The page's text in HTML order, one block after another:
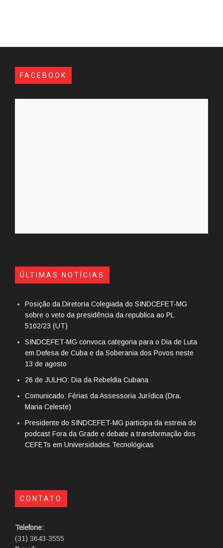
FACEBOOK
ÚLTIMAS NOTÍCIAS
Posição da Diretoria Colegiada do SINDCEFET-MG
sobre o veto da presidência da republica ao PL
5102/23 (UT)
SINDCEFET-MG convoca categoria para o Dia de Luta
em Defesa de Cuba e da Soberania dos Povos neste
13 de agosto
26 de JULHO: Dia da Rebeldia Cubana
Comunicado: Férias da Assessoria Jurídica (Dra.
Maria Celeste)
Presidente do SINDCEFET-MG participa da estreia do
podcast Fora da Grade e debate a transformação dos
CEFETs em Universidades Tecnológicas
CONTATO
Telefone:
(31) 3643-3555